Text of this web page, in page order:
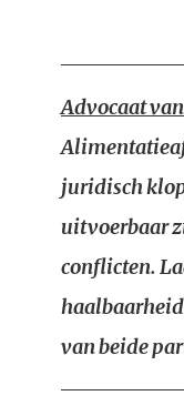
Advocaat
juridisch
uitvoerbaar
conflicten.
van beide